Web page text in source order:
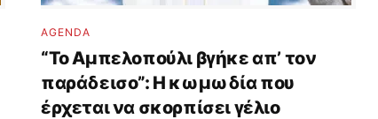
AGENDA
“Το Αμπελοπούλι βγήκε απ’ τον
παράδεισο”: Η κωμωδία που
έρχεται να σκορπίσει γέλιο